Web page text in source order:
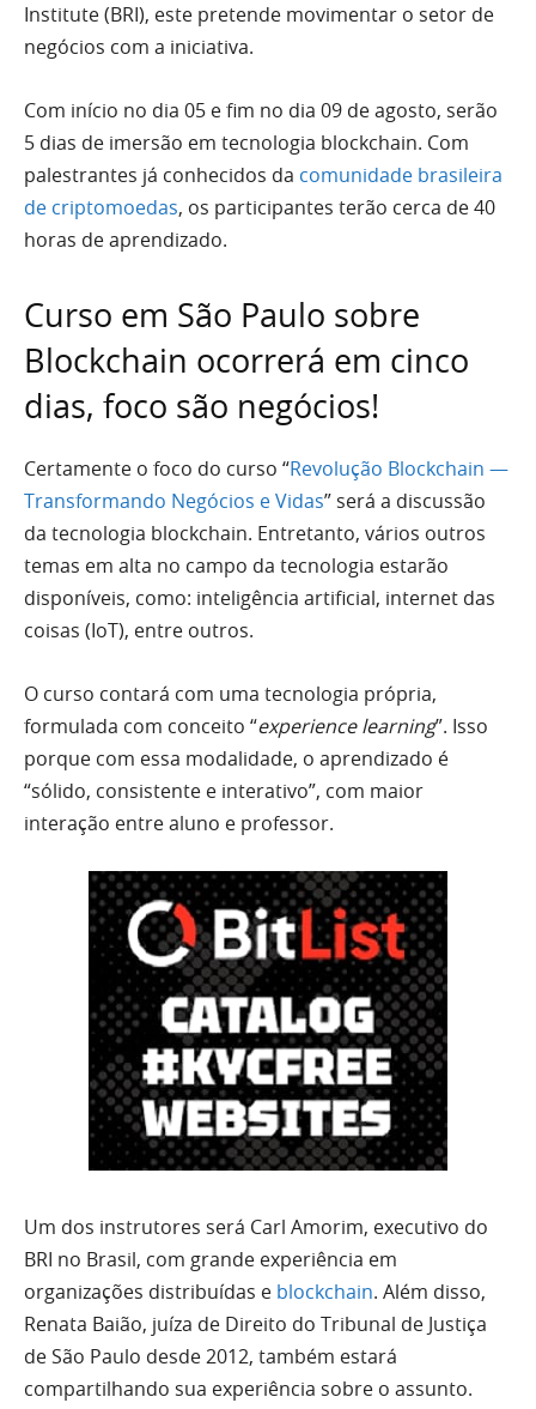
Institute (BRI), este pretende movimentar o setor de
negócios com a iniciativa.
Com início no dia 05 e fim no dia 09 de agosto, serão
5 dias de imersão em tecnologia blockchain. Com
palestrantes já conhecidos da comunidade brasileira
de criptomoedas, os participantes terão cerca de 40
horas de aprendizado.
Curso em São Paulo sobre
Blockchain ocorrerá em cinco
dias, foco são negócios!
Certamente o foco do curso “Revolução Blockchain —
Transformando Negócios e Vidas” será a discussão
da tecnologia blockchain. Entretanto, vários outros
temas em alta no campo da tecnologia estarão
disponíveis, como: inteligência artificial, internet das
coisas (IoT), entre outros.
O curso contará com uma tecnologia própria,
formulada com conceito “experience learning”. Isso
porque com essa modalidade, o aprendizado é
“sólido, consistente e interativo”, com maior
interação entre aluno e professor.
Um dos instrutores será Carl Amorim, executivo do
BRI no Brasil, com grande experiência em
organizações distribuídas e blockchain. Além disso,
Renata Baião, juíza de Direito do Tribunal de Justiça
de São Paulo desde 2012, também estará
compartilhando sua experiência sobre o assunto.